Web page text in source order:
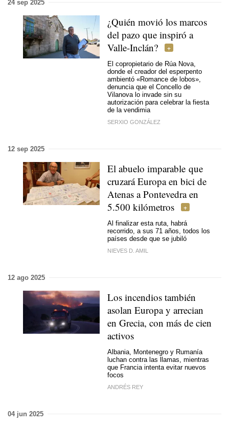
24 sep 2025
¿Quién movió los marcos
del pazo que inspiró a
Valle-Inclán?
El copropietario de Rúa Nova,
donde el creador del esperpento
ambientó «Romance de lobos»,
denuncia que el Concello de
Vilanova lo invade sin su
autorización para celebrar la fiesta
de la vendimia
SERXIO GONZÁLEZ
12 sep 2025
El abuelo imparable que
cruzará Europa en bici de
Atenas a Pontevedra en
5.500 kilómetros
Al finalizar esta ruta, habrá
recorrido, a sus 71 años, todos los
países desde que se jubiló
NIEVES D. AMIL
12 ago 2025
Los incendios también
asolan Europa y arrecian
en Grecia, con más de cien
activos
Albania, Montenegro y Rumanía
luchan contra las llamas, mientras
que Francia intenta evitar nuevos
focos
ANDRÉS REY
04 jun 2025